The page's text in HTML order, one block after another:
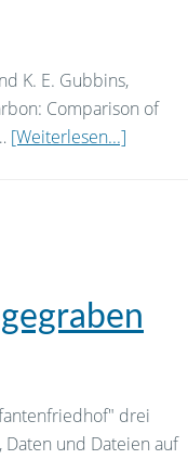
K. E. Gubbins,
Comparison of
[Weiterlesen...]
drei
und Dateien auf